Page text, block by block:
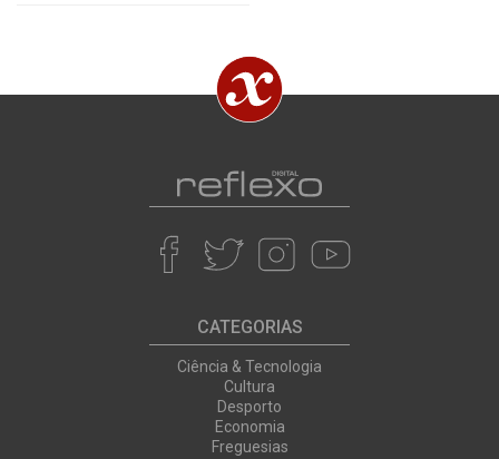
CATEGORIAS
Ciência & Tecnologia
Cultura
Desporto
Economia
Freguesias